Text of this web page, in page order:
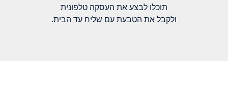
תוכלו לבצע את העסקה טלפונית
ולקבל את הטבעת עם שליח עד הבית.